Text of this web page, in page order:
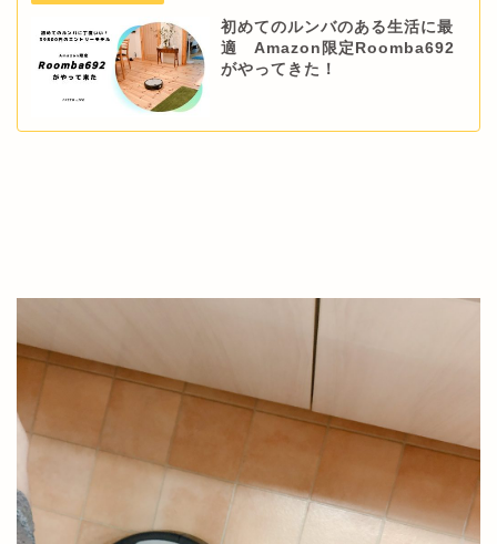
初めてのルンバのある生活に最
適 Amazon限定Roomba692
がやってきた！